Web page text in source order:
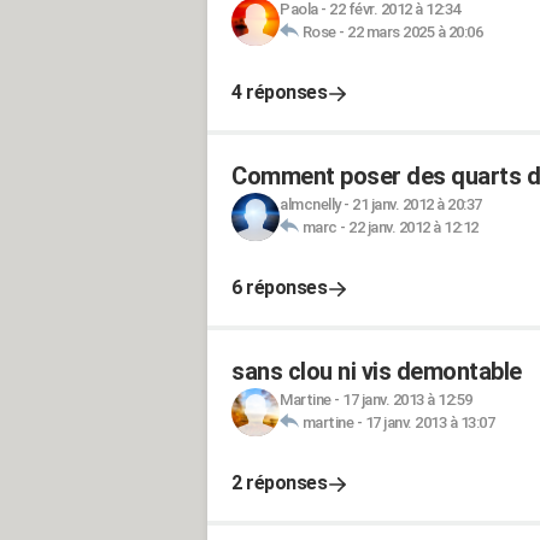
Paola- 22 févr. 2012 à 12:34
Rose- 22 mars 2025 à 20:06
4 réponses
Comment poser des quarts
almcnelly- 21 janv. 2012 à 20:37
marc - 22 janv. 2012 à 12:12
6 réponses
sans clou ni vis demontable
Martine- 17 janv. 2013 à 12:59
martine- 17 janv. 2013 à 13:07
2 réponses